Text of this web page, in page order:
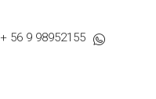
+ 56 9 98952155